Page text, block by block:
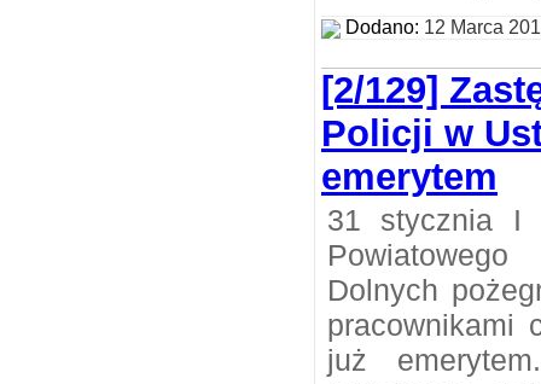
Dodano: 12 Marca
[2/129]
Policji w
emerytem
31 stycznia I
Dolnych
pracownikami
już